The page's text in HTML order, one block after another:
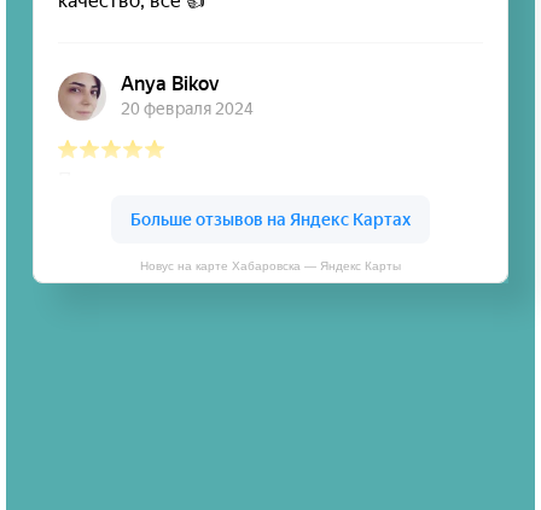
Новус на карте Хабаровска — Яндекс Карты